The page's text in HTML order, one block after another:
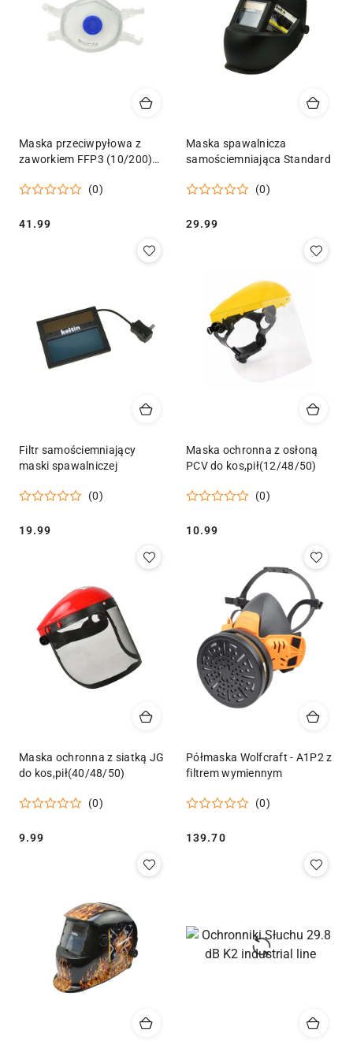
Maska przeciwpyłowa z
zaworkiem FFP3 (10/200)
(0)
Cena:
41.99
Maska spawalnicza
samościemniająca Standard
(0)
Cena:
29.99
Filtr samościemniający
maski spawalniczej
(0)
Cena:
19.99
Maska ochronna z osłoną
PCV do kos,pił(12/48/50)
(0)
Cena:
10.99
Maska ochronna z siatką JG
do kos,pił(40/48/50)
(0)
Cena:
9.99
Półmaska Wolfcraft - A1P2 z
filtrem wymiennym
(0)
Cena:
139.70